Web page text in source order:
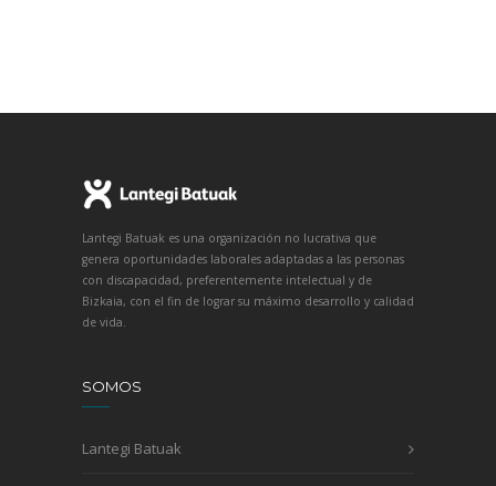
Lantegi Batuak es una organización no lucrativa que
genera oportunidades laborales adaptadas a las personas
con discapacidad, preferentemente intelectual y de
Bizkaia, con el fin de lograr su máximo desarrollo y calidad
de vida.
SOMOS
Lantegi Batuak